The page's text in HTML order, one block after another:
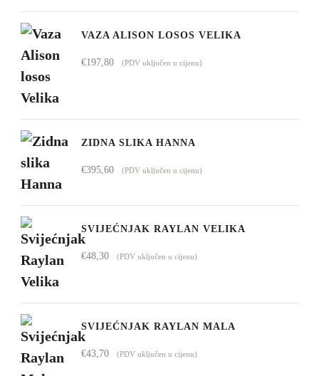
cijena:
od
VAZA ALISON LOSOS VELIKA
€197,80 (PDV uključen u cijenu)
ZIDNA SLIKA HANNA
€395,60 (PDV uključen u cijenu)
SVIJEĆNJAK RAYLAN VELIKA
€48,30 (PDV uključen u cijenu)
SVIJEĆNJAK RAYLAN MALA
€43,70 (PDV uključen u cijenu)